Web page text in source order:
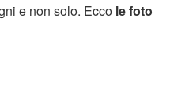
e non solo. Ecco le foto